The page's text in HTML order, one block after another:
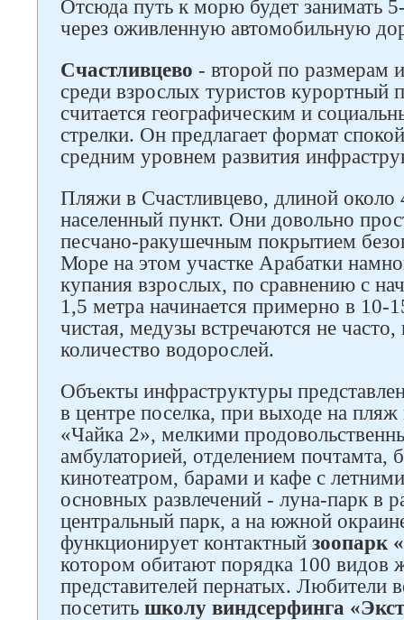
Отсюда путь к морю будет занимать
через оживленную автомобильную
Счастливцево - второй по размерам
среди взрослых туристов курортный
считается географическим и
стрелки. Он предлагает формат
средним уровнем развития
Пляжи в Счастливцево, длиной около
населенный пункт. Они довольно
песчано-ракушечным покрытием
Море на этом участке Арабатки
купания взрослых, по сравнению с
1,5 метра начинается примерно в 10-
чистая, медузы встречаются не
количество водорослей.
Объекты инфраструктуры
в центре поселка, при выходе на
«Чайка 2», мелкими
амбулаторией, отделением почтамта,
кинотеатром, барами и кафе с
основных развлечений - луна-парк в
центральный парк, а на южной
функционирует контактный зоопарк
котором обитают порядка 100 видов
представителей пернатых. Любители
посетить школу виндсерфинга